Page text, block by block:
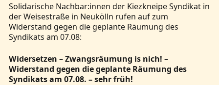
Solidarische Nachbar:innen der Kiezkneipe Syndikat in
der Weisestraße in Neukölln rufen auf zum
Widerstand gegen die geplante Räumung des
Syndikats am 07.08:
Widersetzen – Zwangsräumung is nich! –
Widerstand gegen die geplante Räumung des
Syndikats am 07.08. – sehr früh!